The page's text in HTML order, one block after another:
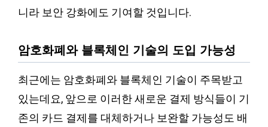
니라 보안 강화에도 기여할 것입니다.
암호화폐와 블록체인 기술의 도입 가능성
최근에는 암호화폐와 블록체인 기술이 주목받고
있는데요, 앞으로 이러한 새로운 결제 방식들이 기
존의 카드 결제를 대체하거나 보완할 가능성도 배